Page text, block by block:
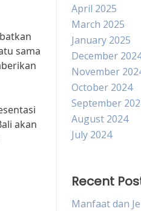
sama
akan
April 2025
March 2025
January 2025
December
November
October 2024
September
August 2024
July 2024
Recent
Manfaat dan